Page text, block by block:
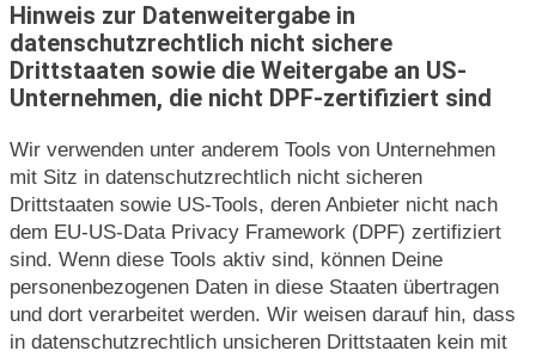
Hinweis zur Datenweitergabe in
datenschutzrechtlich nicht sichere
Drittstaaten sowie die Weitergabe an US-
Unternehmen, die nicht DPF-zertifiziert sind
Wir verwenden unter anderem Tools von Unternehmen
mit Sitz in datenschutzrechtlich nicht sicheren
Drittstaaten sowie US-Tools, deren Anbieter nicht nach
dem EU-US-Data Privacy Framework (DPF) zertifiziert
sind. Wenn diese Tools aktiv sind, können Deine
personenbezogenen Daten in diese Staaten übertragen
und dort verarbeitet werden. Wir weisen darauf hin, dass
in datenschutzrechtlich unsicheren Drittstaaten kein mit